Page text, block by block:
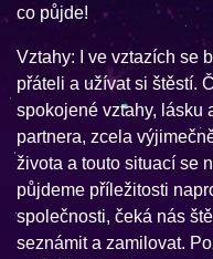
co půjde!
Vztahy: I ve vztazích se
přáteli a užívat si štěstí.
spokojené vztahy, lásku
partnera, zcela
života a touto situací se
půjdeme příležitosti
společnosti, čeká nás
seznámit a zamilovat.